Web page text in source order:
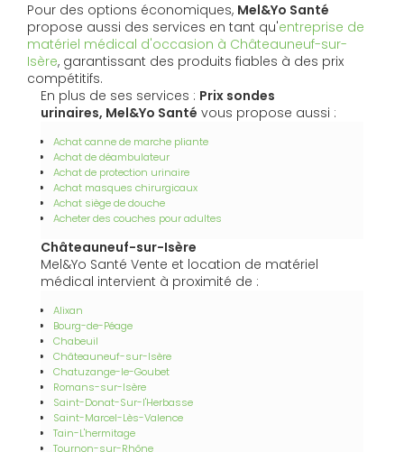
Pour des options économiques, Mel&Yo Santé
propose aussi des services en tant qu'entreprise de
matériel médical d'occasion à Châteauneuf-sur-
Isère, garantissant des produits fiables à des prix
compétitifs.
En plus de ses services : Prix sondes
urinaires, Mel&Yo Santé vous propose aussi :
Achat canne de marche pliante
Achat de déambulateur
Achat de protection urinaire
Achat masques chirurgicaux
Achat siège de douche
Acheter des couches pour adultes
Châteauneuf-sur-Isère
Mel&Yo Santé Vente et location de matériel
médical intervient à proximité de :
Alixan
Bourg-de-Péage
Chabeuil
Châteauneuf-sur-Isère
Chatuzange-le-Goubet
Romans-sur-Isère
Saint-Donat-Sur-l'Herbasse
Saint-Marcel-Lès-Valence
Tain-L'hermitage
Tournon-sur-Rhône